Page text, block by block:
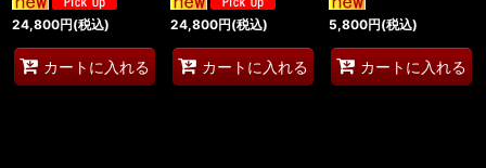
24,800円(税込)
カートに入れる
24,800円(税込)
カートに入れる
5,800円(税込)
カートに入れる